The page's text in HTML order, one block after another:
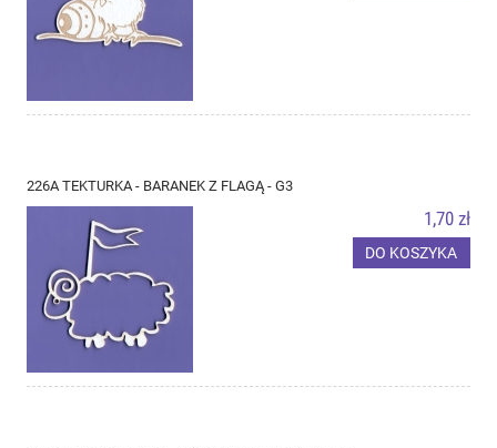
226A TEKTURKA - BARANEK Z FLAGĄ - G3
1,70 zł
DO KOSZYKA